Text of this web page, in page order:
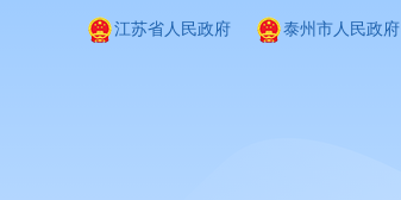
江苏省人民政府 泰州市人民政府